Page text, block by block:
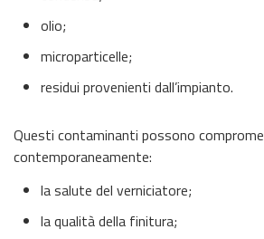
olio;
microparticelle;
residui provenienti dall’impianto.
Questi contaminanti possono
contemporaneamente:
la salute del verniciatore;
la qualità della finitura;